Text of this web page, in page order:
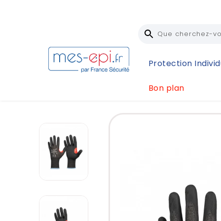
Protection
Bon plan
Protection Individuelle (EPI) Protection